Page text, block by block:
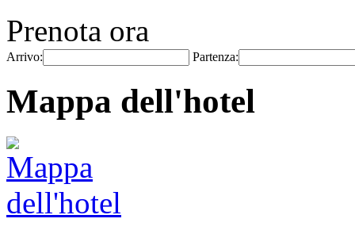
Prenota ora
Arrivo: Partenza:
Mappa dell'hotel